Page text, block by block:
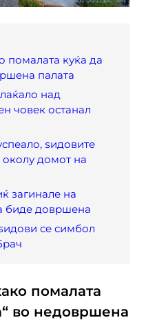
помалата куќа да
палата
над
човек останал
ѕидовите
околу домот на
загинале на
биде довршена
се симбол
помалата
во недовршена